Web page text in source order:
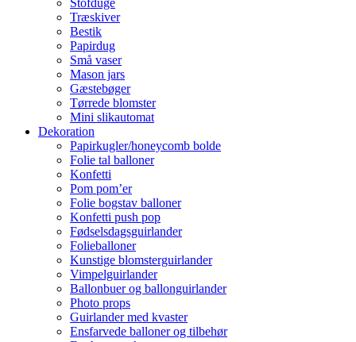
Stofduge
Træskiver
Bestik
Papirdug
Små vaser
Mason jars
Gæstebøger
Tørrede blomster
Mini slikautomat
Dekoration
Papirkugler/honeycomb bolde
Folie tal balloner
Konfetti
Pom pom’er
Folie bogstav balloner
Konfetti push pop
Fødselsdagsguirlander
Folieballoner
Kunstige blomsterguirlander
Vimpelguirlander
Ballonbuer og ballonguirlander
Photo props
Guirlander med kvaster
Ensfarvede balloner og tilbehør